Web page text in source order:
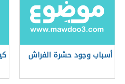
أسباب وجود حشرة الفراش